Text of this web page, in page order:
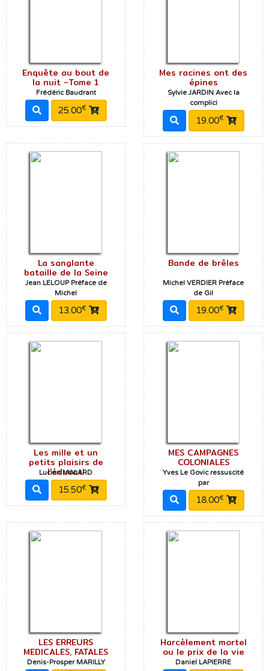
Enquête au bout de
la nuit -Tome 1
Frédéric Baudrant
25.00€
Mes racines ont des
épines
Sylvie JARDIN Avec la
complici
19.00€
La sanglante
bataille de la Seine
Jean LELOUP Préface de
Michel
13.00€
Bande de brêles
Michel VERDIER Préface
de Gil
19.00€
Les mille et un
petits plaisirs de
l'éducati
Lucien MALARD
15.50€
MES CAMPAGNES
COLONIALES
Yves Le Govic ressuscité
par
18.00€
LES ERREURS
MEDICALES, FATALES
Denis-Prosper MARILLY
Harcèlement mortel
ou le prix de la vie
Daniel LAPIERRE